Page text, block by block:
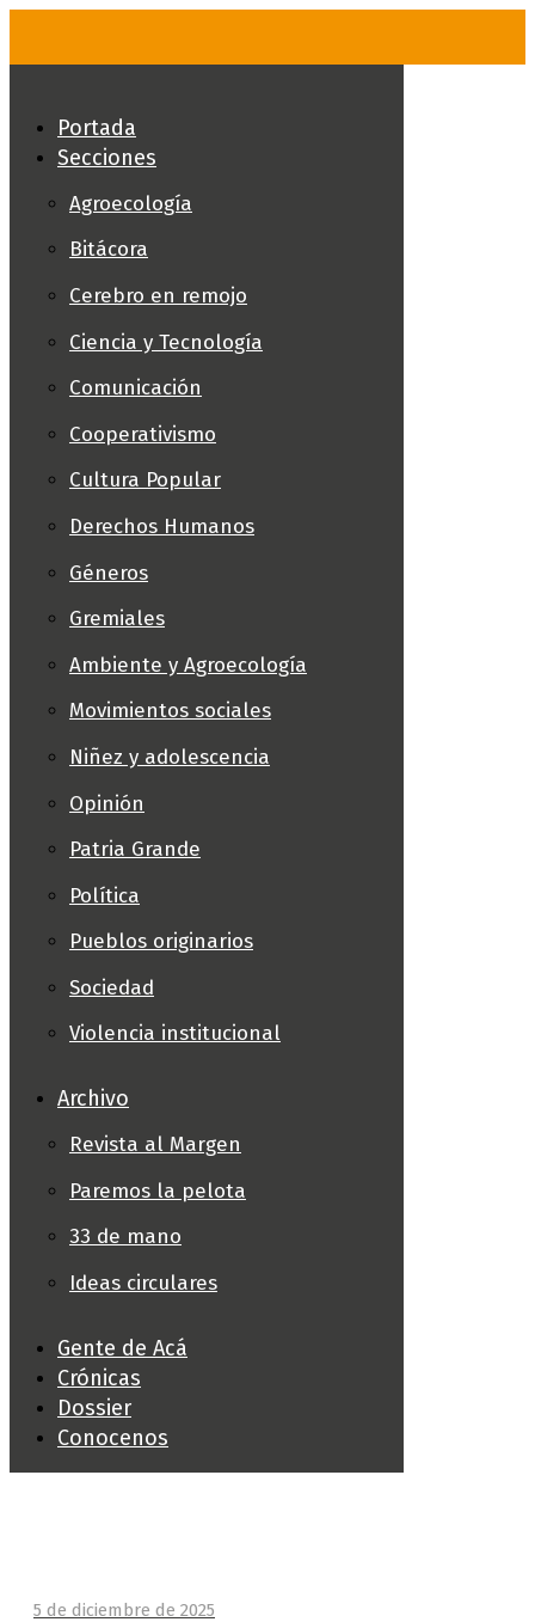
Portada
Secciones
Agroecología
Bitácora
Cerebro en remojo
Ciencia y Tecnología
Comunicación
Cooperativismo
Cultura Popular
Derechos Humanos
Géneros
Gremiales
Ambiente y Agroecología
Movimientos sociales
Niñez y adolescencia
Opinión
Patria Grande
Política
Pueblos originarios
Sociedad
Violencia institucional
Archivo
Revista al Margen
Paremos la pelota
33 de mano
Ideas circulares
Gente de Acá
Crónicas
Dossier
Conocenos
5 de diciembre de 2025